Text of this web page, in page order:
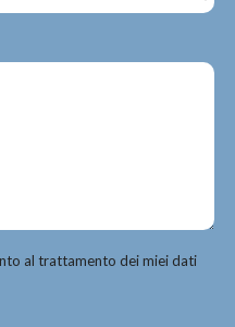
al trattamento dei miei dati